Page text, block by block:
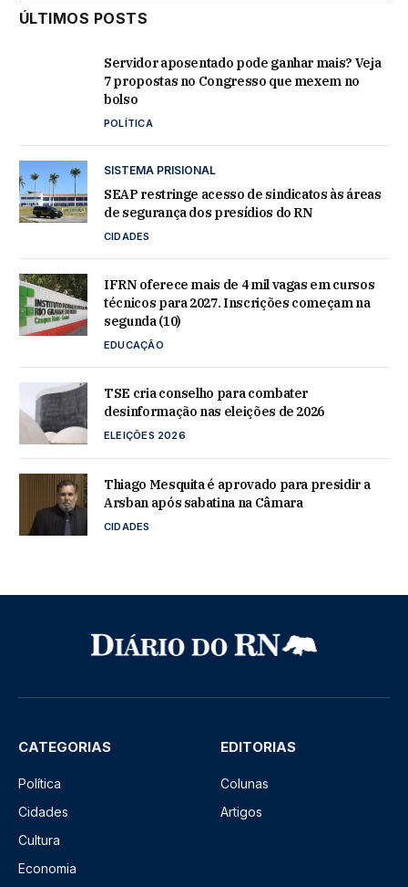
ÚLTIMOS POSTS
Servidor aposentado pode ganhar mais? Veja
7 propostas no Congresso que mexem no
bolso
POLÍTICA
SISTEMA PRISIONAL
SEAP restringe acesso de sindicatos às áreas
de segurança dos presídios do RN
CIDADES
IFRN oferece mais de 4 mil vagas em cursos
técnicos para 2027. Inscrições começam na
segunda (10)
EDUCAÇÃO
TSE cria conselho para combater
desinformação nas eleições de 2026
ELEIÇÕES 2026
Thiago Mesquita é aprovado para presidir a
Arsban após sabatina na Câmara
CIDADES
CATEGORIAS
Política
Cidades
Cultura
Economia
EDITORIAS
Colunas
Artigos